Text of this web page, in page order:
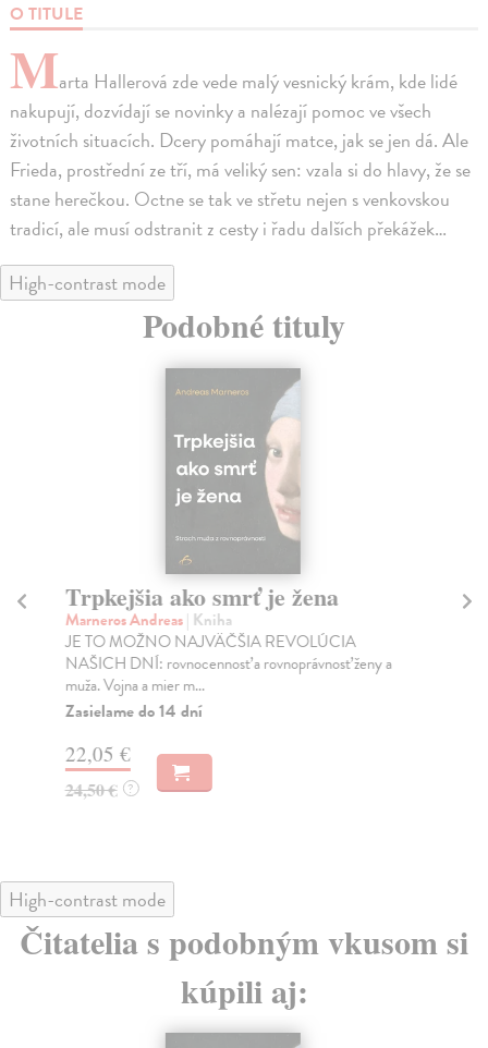
O TITULE
Marta Hallerová zde vede malý vesnický krám, kde lidé
nakupují, dozvídají se novinky a nalézají pomoc ve všech
životních situacích. Dcery pomáhají matce, jak se jen dá. Ale
Frieda, prostřední ze tří, má veliký sen: vzala si do hlavy, že se
stane herečkou. Octne se tak ve střetu nejen s venkovskou
tradicí, ale musí odstranit z cesty i řadu dalších překážek…
High-contrast mode
Podobné tituly
Trpkejšia ako smrť je žena
Marneros Andreas| Kniha
JE TO MOŽNO NAJVÄČŠIA REVOLÚCIA
NAŠICH DNÍ: rovnocennosť a rovnoprávnosť ženy a
muža. Vojna a mier m...
Zasielame do 14 dní
22,05 €
24,50 € ?
High-contrast mode
Čitatelia s podobným vkusom si
kúpili aj: